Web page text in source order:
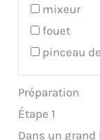
mixeur
fouet
pinceau
Préparation
Étape 1
Dans un